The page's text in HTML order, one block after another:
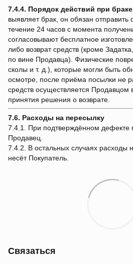
7.4.4. Порядок действий при
выявляет брак, он обязан
течение 24 часов с момента
согласовывают бесплатное
либо возврат средств (кроме
по вине Продавца). Физические
сколы и т. д.), которые могли быть
осмотре, после приёма посылки не
средств осуществляется Продавцом
принятия решения о возврате.
7.6. Расходы на пересылку
7.4.1. При подтверждённом дефекте
Продавец.
7.4.2. В остальных случаях расходы
несёт Покупатель.
Связаться